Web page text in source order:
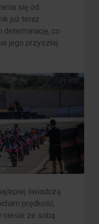
się od
już teraz
co
jego przyszłej
świadczą
prędkość,
niesie ze sobą